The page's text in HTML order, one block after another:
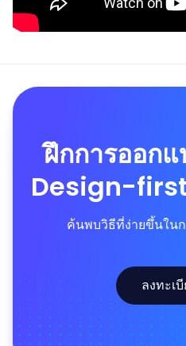
ฝึกการออก
Design-
ค้นพบวิธีที่ง่ายขึ้นใน
ลงทะเ